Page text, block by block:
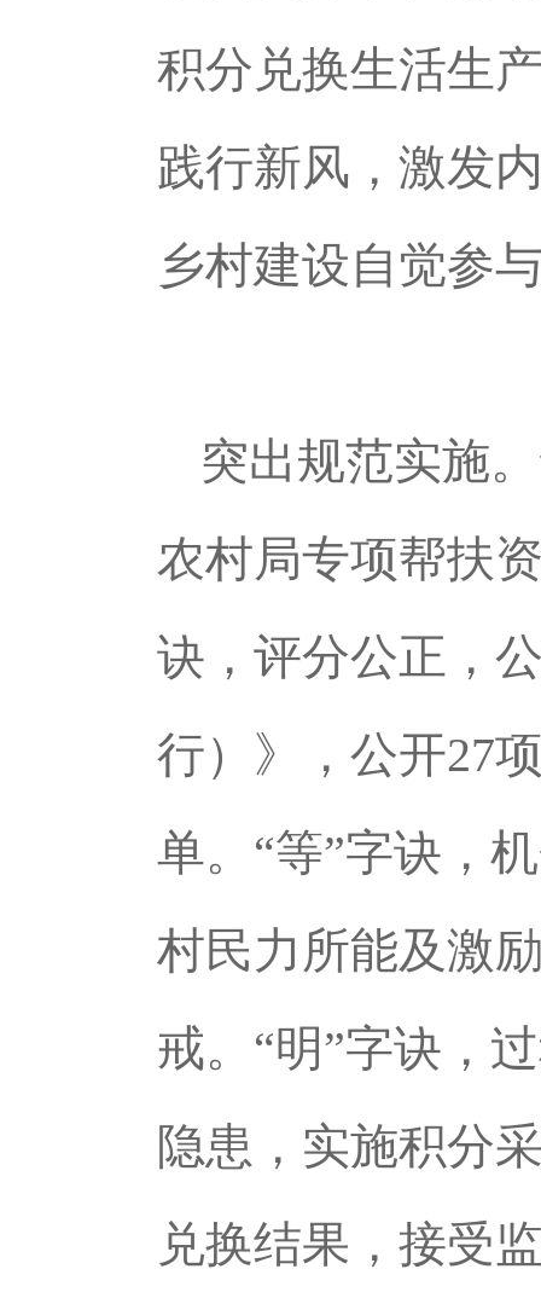
积分兑换生活生
践行新风，激发
乡村建设自觉参
突出规范实施
农村局专项帮扶
诀，评分公正，
行）》，公开27
单。“等”字诀，
村民力所能及激
戒。“明”字诀，
隐患，实施积分
兑换结果，接受